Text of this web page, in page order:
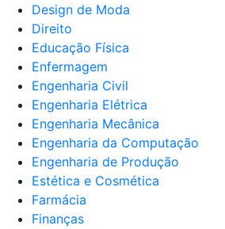
Design de Moda
Direito
Educação Física
Enfermagem
Engenharia Civil
Engenharia Elétrica
Engenharia Mecânica
Engenharia da Computação
Engenharia de Produção
Estética e Cosmética
Farmácia
Finanças